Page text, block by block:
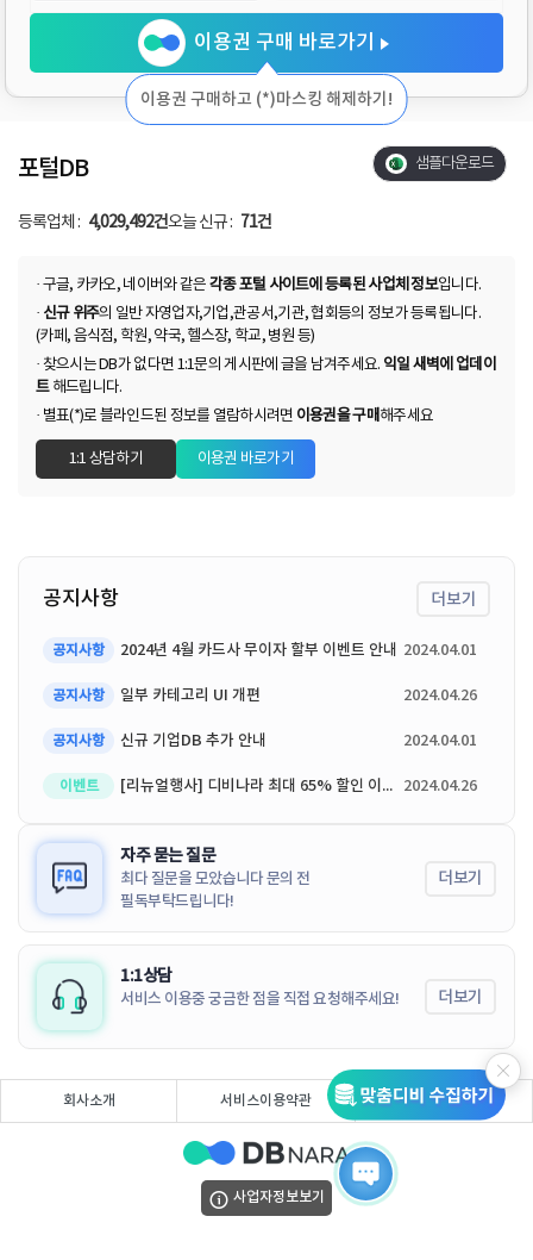
이용권 구매 바로가기
이용권 구매하고 (*)마스킹 해제하기!
포털DB
등록업체 : 4,029,492건오늘 신규 : 71건
샘플다운로드
· 구글, 카카오, 네이버와 같은 각종 포털 사이트에 등록된 사업체 정보입니다.
· 신규 위주의 일반 자영업자,기업,관공서,기관, 협회등의 정보가 등록됩니다.
(카페, 음식점, 학원, 약국, 헬스장, 학교, 병원 등)
· 찾으시는 DB가 없다면 1:1문의 게시판에 글을 남겨주세요. 익일 새벽에 업데이
트해드립니다.
· 별표(*)로 블라인드된 정보를 열람하시려면 이용권을 구매 해주세요
1:1 상담하기 이용권 바로가기
공지사항 더보기
공지사항 2024년 4월 카드사 무이자 할부 이벤트 안내 2024.04.01
공지사항 일부 카테고리 UI 개편 2024.04.26
공지사항 신규 기업DB 추가 안내 2024.04.01
이벤트 [리뉴얼행사] 디비나라 최대 65% 할인 이벤트 2024.04.26
자주 묻는 질문
최다 질문을 모았습니다 문의 전
필독부탁드립니다!
더보기
1:1상담
서비스 이용중 궁금한 점을 직접 요청해주세요! 더보기
회사소개 서비스이용약관 개인정보처리방침
사업자정보보기